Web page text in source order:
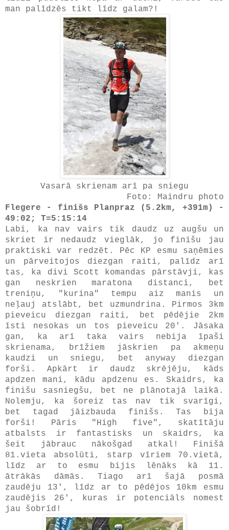
man palīdzēs tikt līdz galam?!
Vasarā skrienam arī pa sniegu
Foto: Maindru photo
Flegere - finišs Planpraz (5.2km, +391m) -
49:02; T=5:15:14
Labi, ka nav vairs tik daudz uz augšu un
skriet ir nedaudz vieglāk, jo finišu jau
praktiski var redzēt. Pēc KP esmu saņēmies
un pārveitojos diezgan raiti, palīdz arī
tas, ka divi Scott komandas pārstāvji, kas
gan neskrien maratona distanci, bet
treniņu, "kurina" tempu aiz manis un
neļauj atslābt, bet uzmundrina. Pirmos 3km
pieveicu diezgan raiti, bet pēdējie 2km
īsti nesokas un tos pieveicu 20'. Jāsaka
gan, ka arī taka vairs nebija īpaši
skrienama, brīžiem jāskrien pa akmeņu
kaudzi un sniegu, bet anyway diezgan
forši. Apkārt ir daudz skrējēju, kāds
apdzen mani, kādu apdzenu es. Skaidrs, ka
finišu sasniegšu, bet ne plānotajā laikā.
Nolemju, ka šoreiz tas nav tik svarīgi,
bet tagad jāizbauda finišs. Tas bija
forši! Pāris "High five", skatītāju
atbalsts ir fantastisks un skaidrs, ka
šeit jābrauc nākošgad atkal! Finišā
81.vieta absolūti, starp vīriem 70.vietā,
līdz ar to esmu bijis lēnāks kā 11.
ātrākās dāmās. Tiago arī šajā posmā
zaudēju 13', līdz ar to pēdējos 10km esmu
zaudējis 26', kuras ir potenciāls nomest
jau šobrīd!